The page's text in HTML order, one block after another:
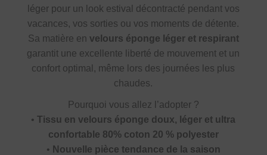
léger pour un look estival décontracté pendant vos
vacances, vos sorties ou vos moments de détente.
Sa matière en velours éponge léger et respirant
garantit une excellente liberté de mouvement et un
confort optimal, même lors des journées les plus
chaudes.
Pourquoi vous allez l’adopter ?
•Tissu en velours éponge doux, léger et ultra
confortable 80% coton 20 % polyester
• Nouvelle pièce tendance de la saison